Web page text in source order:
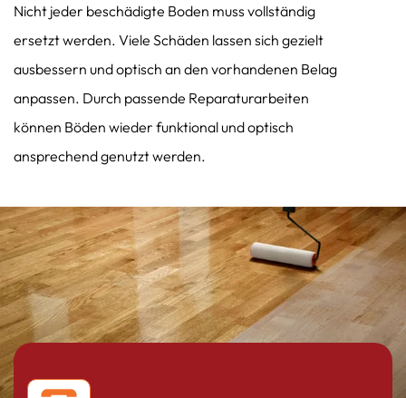
Nicht jeder beschädigte Boden muss vollständig
ersetzt werden. Viele Schäden lassen sich gezielt
ausbessern und optisch an den vorhandenen Belag
anpassen. Durch passende Reparaturarbeiten
können Böden wieder funktional und optisch
ansprechend genutzt werden.